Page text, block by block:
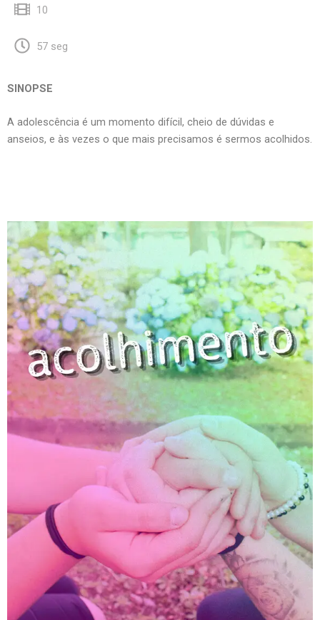
10
57 seg
SINOPSE
A adolescência é um momento difícil, cheio de dúvidas e
anseios, e às vezes o que mais precisamos é sermos acolhidos.